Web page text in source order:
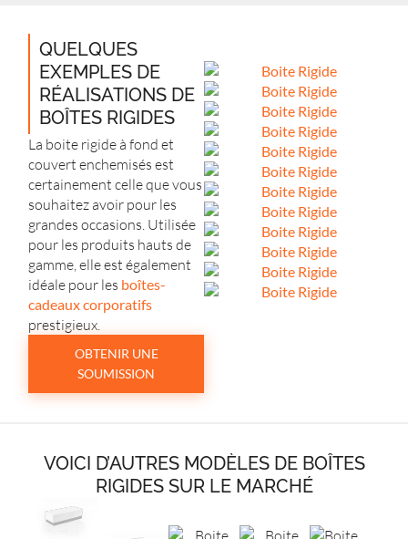
QUELQUES
EXEMPLES DE
RÉALISATIONS DE
BOÎTES RIGIDES
La boite rigide à fond et
couvert enchemisés est
certainement celle que vous
souhaitez avoir pour les
grandes occasions. Utilisée
pour les produits hauts de
gamme, elle est également
idéale pour les boîtes-
cadeaux corporatifs
prestigieux.
OBTENIR UNE
SOUMISSION
VOICI D’AUTRES MODÈLES DE BOÎTES
RIGIDES SUR LE MARCHÉ